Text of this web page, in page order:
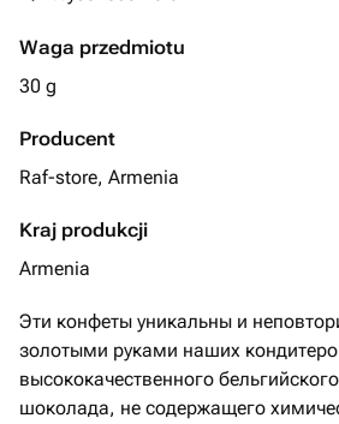
Waga przedmiotu
30 g
Producent
Raf-store, Armenia
Kraj produkcji
Armenia
Эти конфеты уникальны и
золотыми руками наших
высококачественного
шоколада, не содержащего